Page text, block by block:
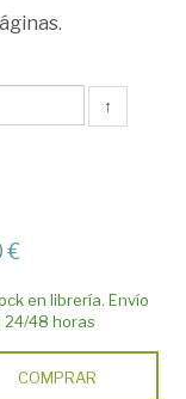
↑
€
en librería. Envío
24/48 horas
COMPRAR